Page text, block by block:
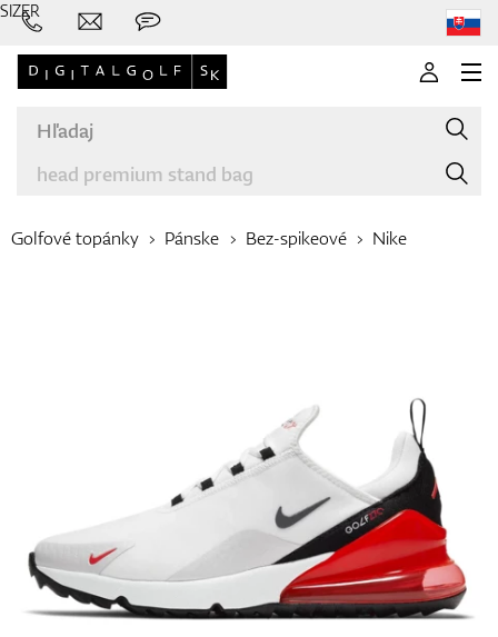
Oblečenie
Topánky
Golfové topánky Pánske Bez-spikeové Nike
SIZER